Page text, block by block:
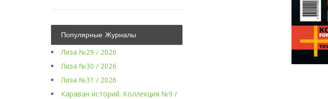
Популярные Журналы
Лиза №29 / 2026
Лиза №30 / 2026
Лиза №31 / 2026
Караван историй. Коллекция №9 /